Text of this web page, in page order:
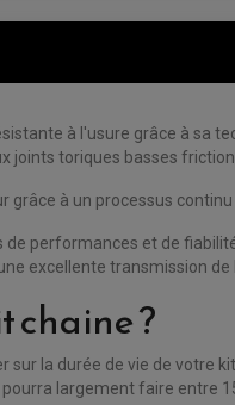
à l'usure grâce à
joints toriques basses
grâce à un processus continu
de performances et de
excellente transmission
chaine ?
sur la durée de vie de
largement faire entre